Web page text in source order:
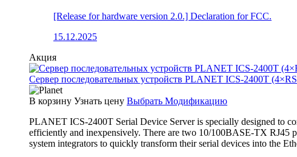
[Release for hardware version 2.0.] Declaration for FCC.
15.12.2025
Акция
Сервер последовательных устройств PLANET ICS-2400T
В корзину Узнать цену Выбрать Модификацию
PLANET ICS-2400T Serial Device Server is specially designed to
efficiently and inexpensively. There are two 10/100BASE-TX RJ45
system integrators to quickly transform their serial devices into the